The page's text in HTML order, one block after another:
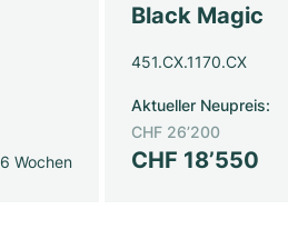
6 Wochen
Black Magic
451.CX.1170.CX
CHF 18’550
Aktueller Neupreis:
CHF 26’200